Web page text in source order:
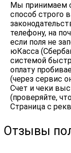
Мы принимаем
способ строго
телефону, на
если поля не
юКасса
системой
оплату
(через сервис
Счет и чеки
(проверяйте,
Страница с
Отзывы